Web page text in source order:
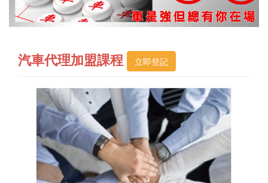
汽車代理加盟課程 立即登記